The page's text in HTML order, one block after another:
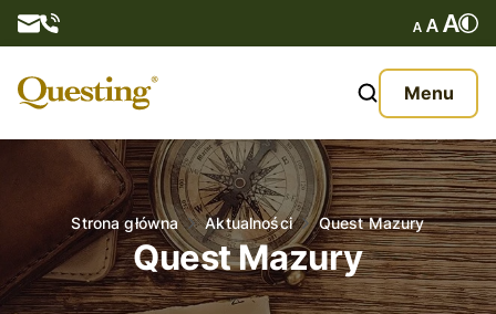
Menu
O nas
Oferta
Aktualności
Strona główna Aktualności Quest Mazury
Quest Mazury